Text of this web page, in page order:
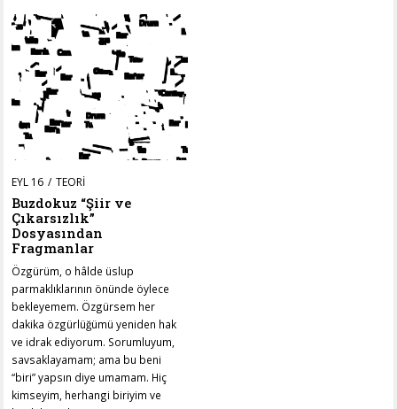
POSTED
ON
EYL 16 KAS
15
TEORI
Buzdokuz “Şiir ve
Çıkarsızlık”
Dosyasından
Fragmanlar
Özgürüm, o hâlde üslup
parmaklıklarının önünde öylece
bekleyemem. Özgürsem her
dakika özgürlüğümü yeniden hak
ve idrak ediyorum. Sorumluyum,
savsaklayamam; ama bu beni
“biri” yapsın diye umamam. Hiç
kimseyim, herhangi biriyim ve